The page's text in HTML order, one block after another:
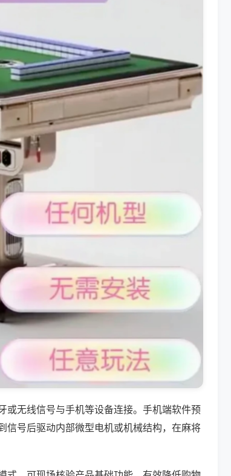
或无线信号与手机等设备连接。手机端软件预
信号后驱动内部微型电机或机械结构，在麻将